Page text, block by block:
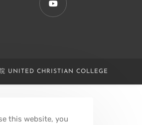
in
tab
UNITED CHRISTIAN COLLEGE
this website, you